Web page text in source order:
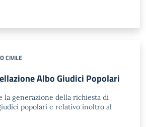
CIVILE
Albo Giudici Popolari
la generazione della richiesta di
popolari e relativo inoltro al